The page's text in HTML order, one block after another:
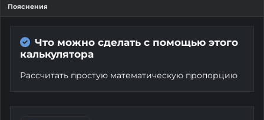
Пояснения
Что можно сделать с помощью этого
калькулятора
Рассчитать простую математическую пропорцию